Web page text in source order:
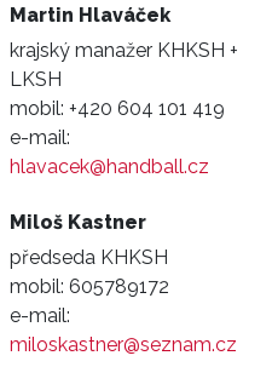
Martin Hlaváček
krajský manažer KHKSH +
LKSH
mobil: +420 604 101 419
e-mail:
hlavacek@handball.cz
Miloš Kastner
předseda KHKSH
mobil: 605789172
e-mail:
miloskastner@seznam.cz